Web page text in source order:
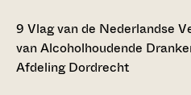
9 Vlag van de Nederlandse
van Alcoholhoudende
Afdeling Dordrecht